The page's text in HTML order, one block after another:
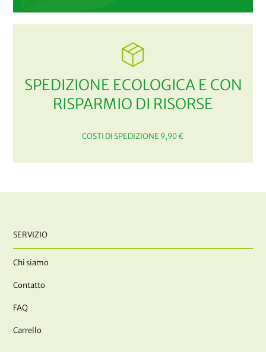
SPEDIZIONE ECOLOGICA E CON
RISPARMIO DI RISORSE
COSTI DI SPEDIZIONE 9,90 €
SERVIZIO
Chi siamo
Contatto
FAQ
Carrello